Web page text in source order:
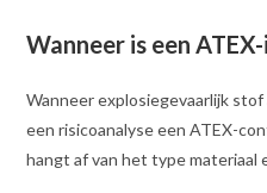
Wanneer is een
Wanneer explosiegevaarlijk stof
een risicoanalyse een ATEX-
hangt af van het type materiaal